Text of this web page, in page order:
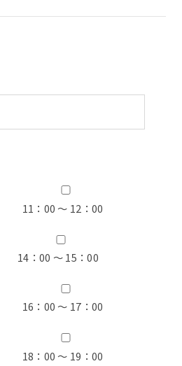
11：00 ～ 12：00
14：00 ～ 15：00
16：00 ～ 17：00
18：00 ～ 19：00